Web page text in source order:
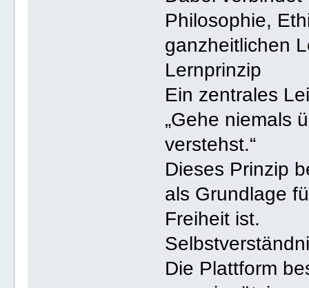
Philosophie,
ganzheitlichen
Lernprinzip
Ein zentrales
„Gehe niemals
verstehst.“
Dieses Prinzip
als Grundlage
Freiheit ist.
Die Plattform